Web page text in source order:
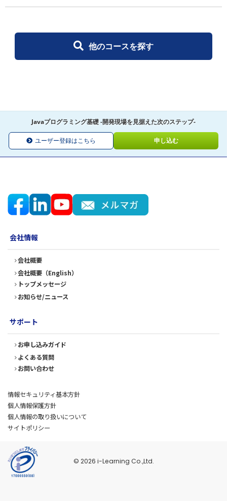
他のコースを探す
Javaプログラミング基礎 -開発現場を見据えた次のステップ-
ユーザー登録はこちら 申し込む
会社情報
会社概要
会社概要（English）
トップメッセージ
お知らせ/ニュース
サポート
お申し込みガイド
よくある質問
お問い合わせ
情報セキュリティ基本方針
個人情報保護方針
個人情報の取り扱いについて
サイトポリシー
© 2026 i-Learning Co.,Ltd.